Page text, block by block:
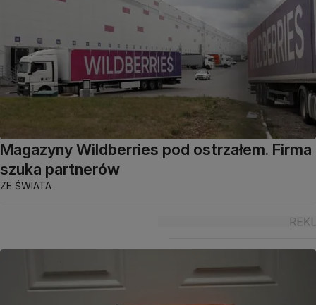
Magazyny Wildberries pod ostrzałem. Firma
szuka partnerów
ZE ŚWIATA